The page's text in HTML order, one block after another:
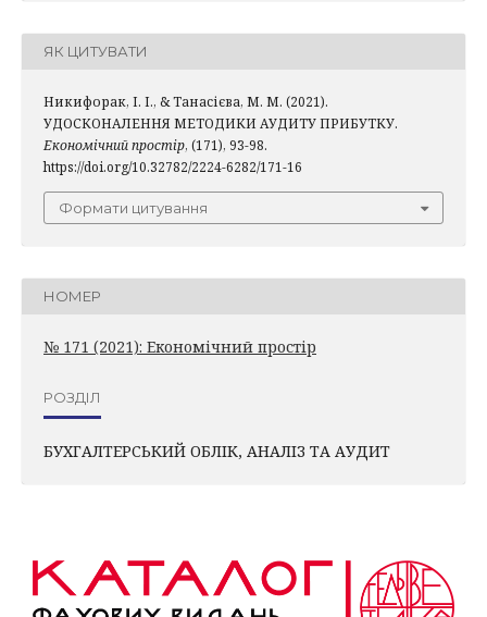
ЯК ЦИТУВАТИ
Никифорак, І. І., & Танасієва, М. М. (2021).
УДОСКОНАЛЕННЯ МЕТОДИКИ АУДИТУ ПРИБУТКУ.
Економічний простір, (171), 93-98.
https://doi.org/10.32782/2224-6282/171-16
Формати цитування
НОМЕР
№ 171 (2021): Економічний простір
РОЗДІЛ
БУХГАЛТЕРСЬКИЙ ОБЛІК, АНАЛІЗ ТА АУДИТ